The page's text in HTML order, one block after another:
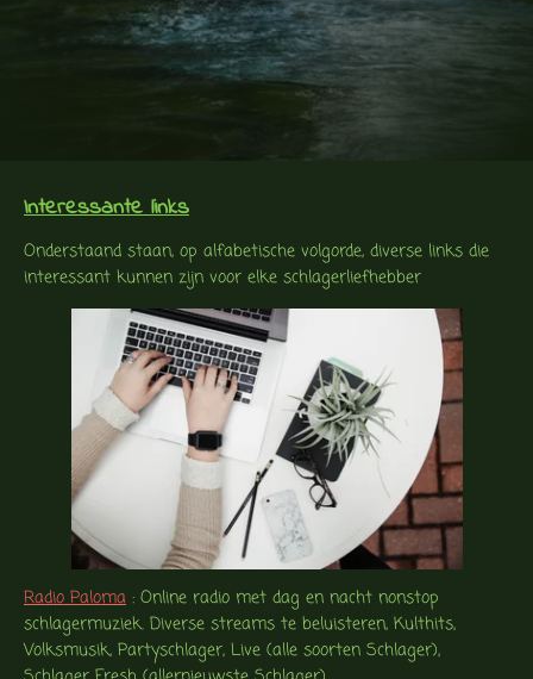
Interessante links
Onderstaand staan, op alfabetische volgorde, diverse links die
interessant kunnen zijn voor elke schlagerliefhebber
Radio Paloma : Online radio met dag en nacht nonstop
schlagermuziek. Diverse streams te beluisteren, Kulthits,
Volksmusik, Partyschlager, Live (alle soorten Schlager),